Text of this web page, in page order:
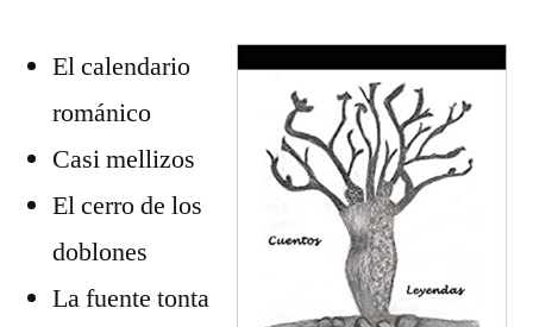
El calendario
románico
Casi mellizos
El cerro de los
doblones
La fuente tonta